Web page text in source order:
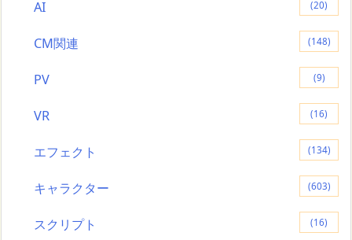
AI (20)
CM関連 (148)
PV (9)
VR (16)
エフェクト (134)
キャラクター (603)
スクリプト (16)